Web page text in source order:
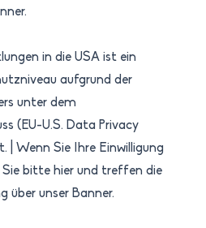
in die USA ist ein
aufgrund der
unter dem
(EU-U.S. Data Privacy
| Wenn Sie Ihre Einwilligung
Sie bitte hier und treffen die
über unser Banner.​